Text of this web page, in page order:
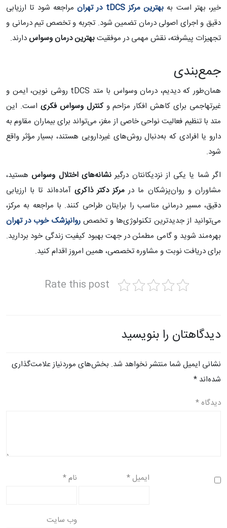
خیر، بهتر است به بهترین مرکزtDCS در تهران مراجعه شود تا ارزیابی
دقیق و اجرای اصولی درمان تضمین شود. تجربه و تخصص تیم درمانی و
تجهیزات پیشرفته، نقش مهمی در موفقیتبهترین درمان وسواس دارند.
جمع‌بندی
همان‌طور که دیدیم، درمان وسواس با متد tDCS روشی نوین، ایمن و
غیرتهاجمی برای کاهش افکار مزاحم وکنترل وسواس فکری است. این
متد با تنظیم فعالیت نواحی خاصی از مغز، می‌تواند برای بیماران مقاوم به
دارو یا افرادی که به‌دنبال روش‌های غیردارویی هستند، بسیار مؤثر واقع
شود.
اگر شما یا یکی از نزدیکانتان درگیرنشانه‌های اختلال وسواس هستید،
مشاوران و روان‌پزشکان ما در مرکز دکتر ذاکری آماده‌اند تا با ارزیابی
دقیق، مسیر درمانی مناسب را برایتان طراحی کنند. با مراجعه به مرکز،
می‌توانید از جدیدترین تکنولوژی‌ها و تخصصروانپزشک خوب در تهران
بهره‌مند شوید و گامی مطمئن در جهت بهبود کیفیت زندگی خود بردارید.
برای دریافت نوبت و مشاوره تخصصی، همین امروز اقدام کنید.
Rate this post
دیدگاهتان را بنویسید
نشانی ایمیل شما منتشر نخواهد شد. بخش‌های موردنیاز علامت‌گذاری
شده‌اند *
دیدگاه *
نام* ایمیل*
وب‌ سایت